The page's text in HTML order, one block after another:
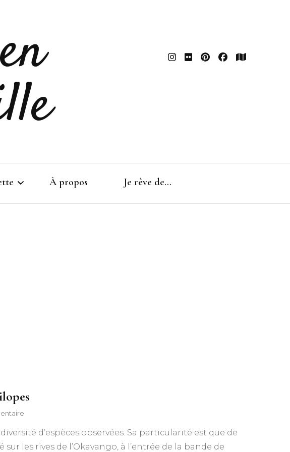
À propos Je rêve de…
game
park,
d’espèces observées. Sa particularité est que de
les rives de l’Okavango, à l’entrée de la bande de